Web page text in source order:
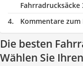
Kommentare zum
Die besten
Wählen Sie